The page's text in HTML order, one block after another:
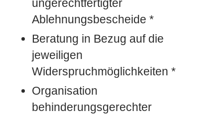
ungerechtfertigter
Ablehnungsbescheide *
Beratung in Bezug auf die
jeweiligen
Widerspruchmöglichkeiten *
Organisation
behinderungsgerechter